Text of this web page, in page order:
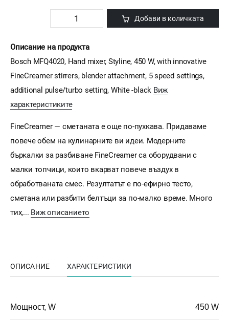
Добави в количката
Описание на продукта
Bosch MFQ4020, Hand mixer, Styline, 450 W, with innovative
FineCreamer stirrers, blender attachment, 5 speed settings,
additional pulse/turbo setting, White -black Виж
характеристиките
FineCreamer — сметаната е още по-пухкава. Придаваме
повече обем на кулинарните ви идеи. Модерните
бъркалки за разбиване FineCreamer са оборудвани с
малки топчици, които вкарват повече въздух в
обработваната смес. Резултатът е по-ефирно тесто,
сметана или разбити белтъци за по-малко време. Много
тих,... Виж описанието
ОПИСАНИЕ ХАРАКТЕРИСТИКИ
Мощност, W 450 W